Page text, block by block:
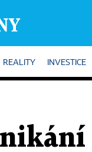
REALITY INVESTICE